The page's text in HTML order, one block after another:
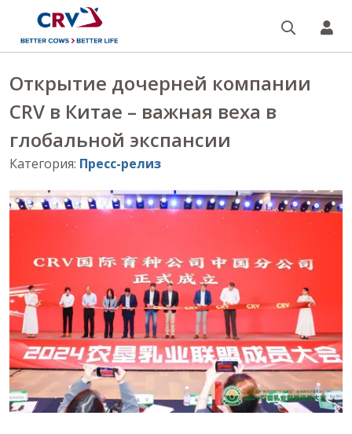
Открытие дочерней компании
CRV в Китае – важная веха в
глобальной экспансии
Категория: Пресс-релиз